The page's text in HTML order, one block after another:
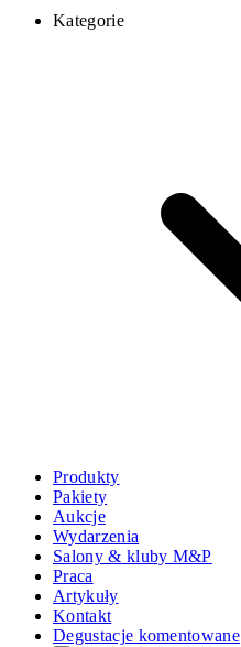
Kategorie
Produkty
Pakiety
Aukcje
Wydarzenia
Salony & kluby M&P
Praca
Artykuły
Kontakt
Degustacje komentowane